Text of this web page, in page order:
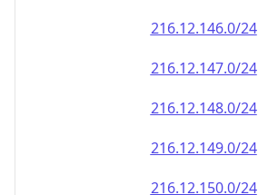
216.12.146.0/24
216.12.147.0/24
216.12.148.0/24
216.12.149.0/24
216.12.150.0/24